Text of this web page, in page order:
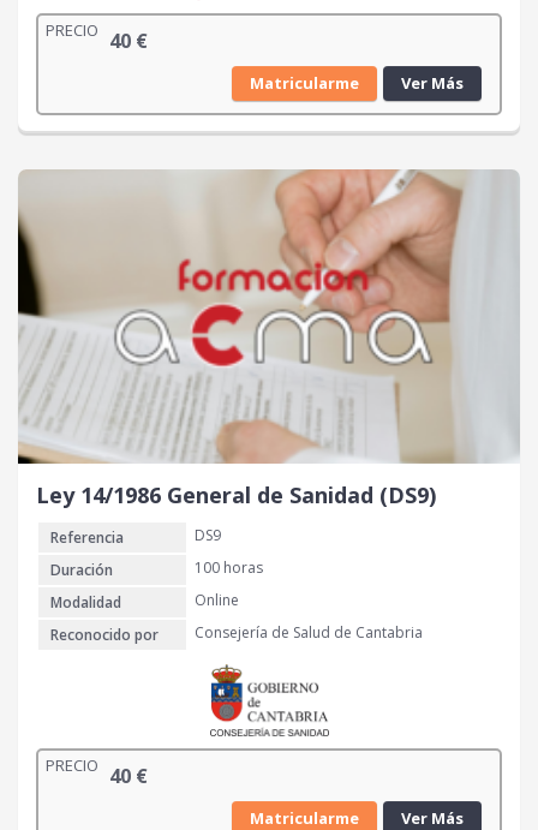
PRECIO 40 €
Matricularme Ver Más
Ley 14/1986 General de Sanidad (DS9)
Referencia
DS9
Duración
100 horas
Modalidad
Online
Reconocido por
Consejería de Salud de Cantabria
PRECIO 40 €
Matricularme Ver Más